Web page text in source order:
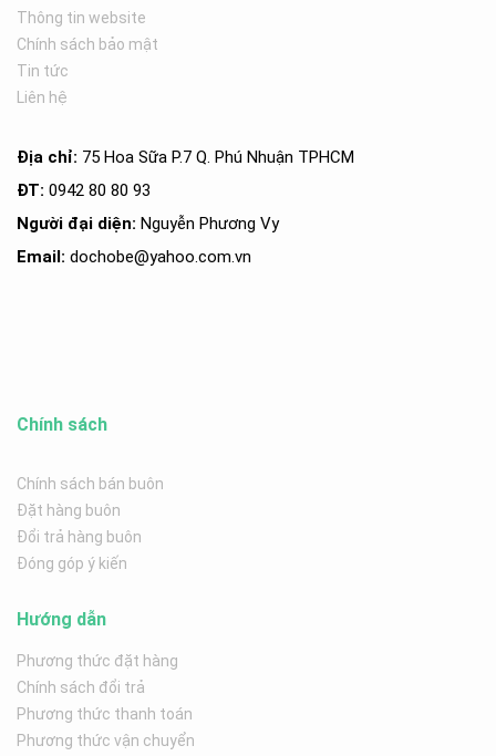
Thông tin website
Chính sách bảo mật
Tin tức
Liên hệ
Địa chỉ: 75 Hoa Sữa P.7 Q. Phú Nhuận TPHCM
ĐT: 0942 80 80 93
Người đại diện: Nguyễn Phương Vy
Email: dochobe@yahoo.com.vn
Chính sách
Chính sách bán buôn
Đặt hàng buôn
Đổi trả hàng buôn
Đóng góp ý kiến
Hướng dẫn
Phương thức đặt hàng
Chính sách đổi trả
Phương thức thanh toán
Phương thức vận chuyển